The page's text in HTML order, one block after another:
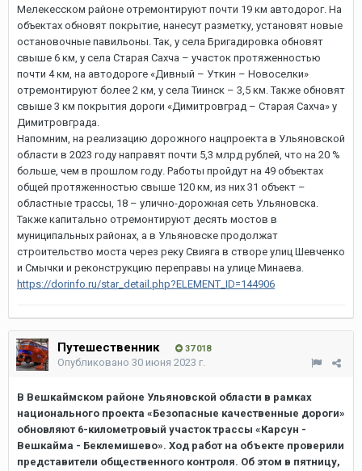
Мелекесском районе отремонтируют почти 19 км автодорог. На
объектах обновят покрытие, нанесут разметку, установят новые
остановочные павильоны. Так, у села Бригадировка обновят
свыше 6 км, у села Старая Сахча – участок протяженностью
почти 4 км, на автодороге «Дивный – Уткин – Новоселки»
отремонтируют более 2 км, у села Тиинск – 3,5 км. Также обновят
свыше 3 км покрытия дороги «Димитровград – Старая Сахча» у
Димитровграда.
Напомним, на реализацию дорожного нацпроекта в Ульяновской
области в 2023 году направят почти 5,3 млрд рублей, что на 20 %
больше, чем в прошлом году. Работы пройдут на 49 объектах
общей протяженностью свыше 120 км, из них 31 объект –
областные трассы, 18 – улично-дорожная сеть Ульяновска.
Также капитально отремонтируют десять мостов в
муниципальных районах, а в Ульяновске продолжат
строительство моста через реку Свияга в створе улиц Шевченко
и Смычки и реконструкцию переправы на улице Минаева.
https://dorinfo.ru/star_detail.php?ELEMENT_ID=144906
Путешественник 37 018
Опубликовано 30 июня 2023 г.
В Вешкаймском районе Ульяновской области в рамках
национального проекта «Безопасные качественные дороги»
обновляют 6-километровый участок трассы «Карсун -
Вешкайма - Беклемишево». Ход работ на объекте проверили
представители общественного контроля. Об этом в пятницу,